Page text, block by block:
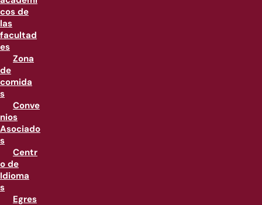
cos de
las
facultad
es
Zona
de
comida
s
Conve
nios
Asociado
s
Centr
o de
Idioma
s
Egres